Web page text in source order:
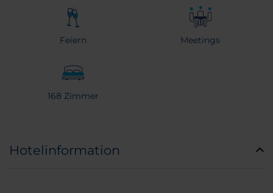
Feiern Meetings
168 Zimmer
Hotelinformation